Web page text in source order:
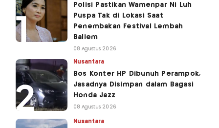
Polisi Pastikan Wamenpar Ni Luh
Puspa Tak di Lokasi Saat
Penembakan Festival Lembah
Baliem
08 Agustus 2026
Nusantara
Bos Konter HP Dibunuh Perampok,
Jasadnya Disimpan dalam Bagasi
Honda Jazz
08 Agustus 2026
Nusantara